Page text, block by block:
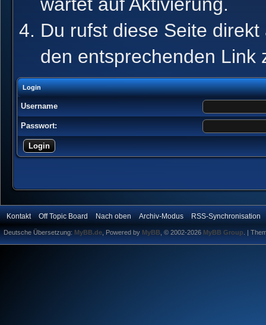
Du rufst diese Seite
den entsprechenden Link
Login
Username
Passwort:
Kontakt Off Topic Board Nach oben Archiv-Modus RSS-Synchronisation
Deutsche Übersetzung: MyBB.de , Powered by MyBB , © 2002-2026 MyBB Group |